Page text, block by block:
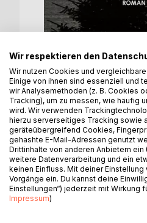
BESCHREIBUNG
Nach der
Nur ein Zuschauer
seltsame Werk
verliebt, zerbricht
Variationen wird er
Wir respektieren den
Wir nutzen Cookies und
Einige von ihnen sind essenziell und
wir Analysemethoden (z. B. Cookies
Tracking), um zu messen, wie häufig
wird. Wir verwenden
hierzu serverseitiges Tracking sowie
geräteübergreifend Cookies,
gehashte E-Mail-Adressen genutzt
Drittinhalte von anderen Anbietern
weitere Datenverarbeitung und ein
keinen Einfluss. Mit deiner
Vorgänge ein. Du kannst deine
Einstellungen“) jederzeit mit Wirkung
Impressum)